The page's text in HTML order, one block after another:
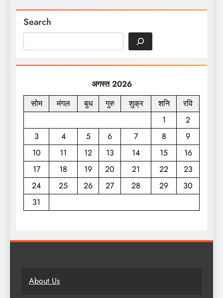
Search
अगस्त 2026
सोम
मंगल बुध गुरु शुक्र शनि
रवि
1
2
3
4 5 6 7 8
9
10
11 12 13 14 15
16
17
18 19 20 21 22
23
24
25 26 27 28 29
30
31
About Us